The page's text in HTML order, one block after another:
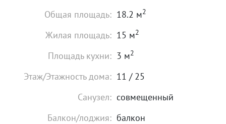
Общая площадь: 18.2 м2
Жилая площадь: 15 м2
Площадь кухни: 3 м2
Этаж/Этажность дома: 11 / 25
Санузел: совмещенный
Балкон/лоджия: балкон